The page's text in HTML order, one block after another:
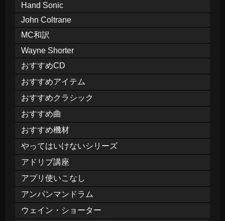
Hand Sonic
John Coltrane
MC和訳
Wayne Shorter
おすすめCD
おすすめアイテム
おすすめクラシック
おすすめ曲
おすすめ機材
やってはいけないシリーズ
アドリブ講座
アプリ使いこなし
アンパンマンドラム
ウェイン・ショーター